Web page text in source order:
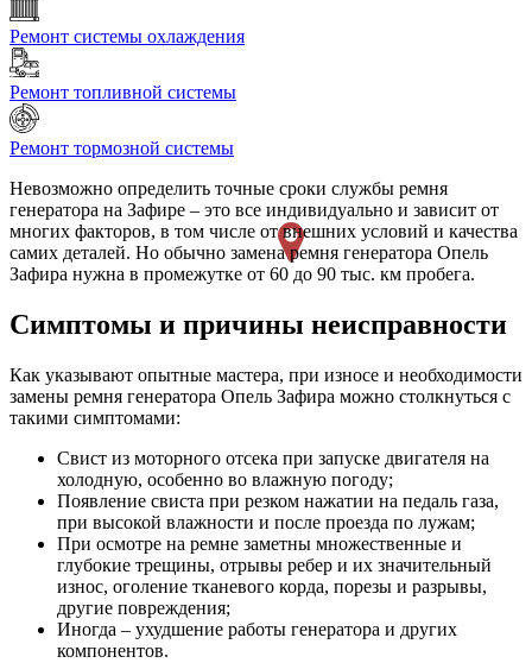
Ремонт системы охлаждения
Ремонт топливной системы
Ремонт тормозной системы
Невозможно определить точные сроки службы ремня
генератора на Зафире – это все индивидуально и зависит от
многих факторов, в том числе от внешних условий и качества
самих деталей. Но обычно замена ремня генератора Опель
Зафира нужна в промежутке от 60 до 90 тыс. км пробега.
Симптомы и причины неисправности
Как указывают опытные мастера, при износе и необходимости
замены ремня генератора Опель Зафира можно столкнуться с
такими симптомами:
Свист из моторного отсека при запуске двигателя на
холодную, особенно во влажную погоду;
Появление свиста при резком нажатии на педаль газа,
при высокой влажности и после проезда по лужам;
При осмотре на ремне заметны множественные и
глубокие трещины, отрывы ребер и их значительный
износ, оголение тканевого корда, порезы и разрывы,
другие повреждения;
Иногда – ухудшение работы генератора и других
компонентов.